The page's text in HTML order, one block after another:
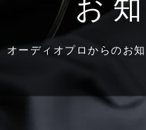
お
オーディオプロからのお